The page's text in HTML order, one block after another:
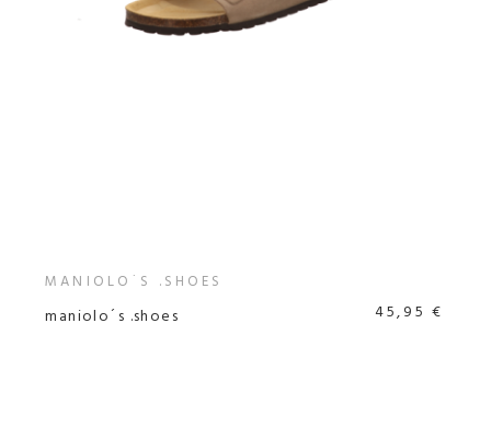
MANIOLO´S .SHOES
maniolo´s .shoes 45,95 €